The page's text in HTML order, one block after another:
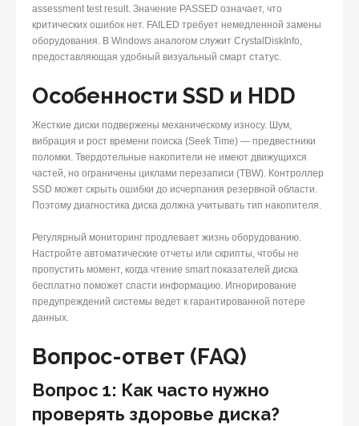
assessment test result. Значение PASSED означает, что
критических ошибок нет. FAILED требует немедленной замены
оборудования. В Windows аналогом служит CrystalDiskInfo,
предоставляющая удобный визуальный смарт статус.
Особенности SSD и HDD
Жесткие диски подвержены механическому износу. Шум,
вибрация и рост времени поиска (Seek Time) — предвестники
поломки. Твердотельные накопители не имеют движущихся
частей, но ограничены циклами перезаписи (TBW). Контроллер
SSD может скрыть ошибки до исчерпания резервной области.
Поэтому диагностика диска должна учитывать тип накопителя.
Регулярный мониторинг продлевает жизнь оборудованию.
Настройте автоматические отчеты или скрипты, чтобы не
пропустить момент, когда чтение smart показателей диска
бесплатно поможет спасти информацию. Игнорирование
предупреждений системы ведет к гарантированной потере
данных.
Вопрос-ответ (FAQ)
Вопрос 1: Как часто нужно
проверять здоровье диска?